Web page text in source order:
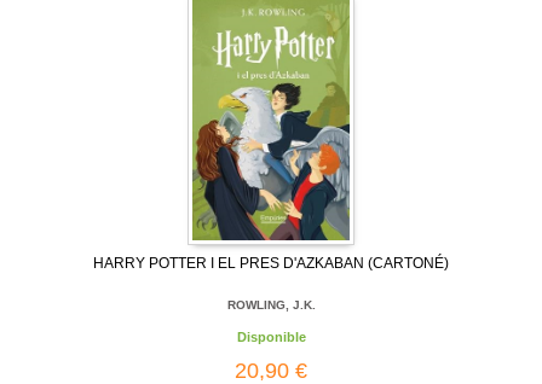
HARRY POTTER I EL PRES D'AZKABAN (CARTONÉ)
ROWLING, J.K.
Disponible
20,90 €